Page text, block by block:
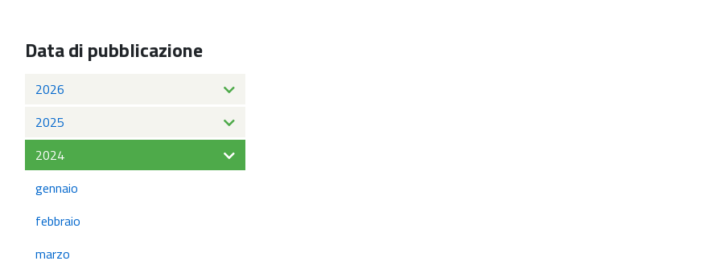
Data di pubblicazione
2026
2025
2024
gennaio
febbraio
marzo